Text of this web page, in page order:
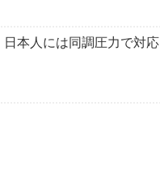
日本人には同調圧力で対応